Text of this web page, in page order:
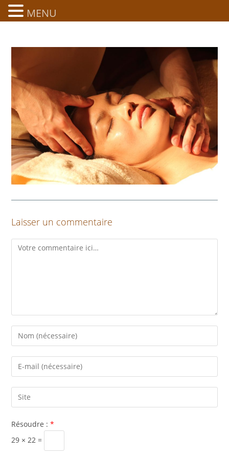
Laisser un commentaire
Résoudre :*
29 × 22 =
MENU